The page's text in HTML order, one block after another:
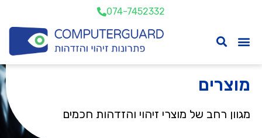
074-7452332
מוצרים
מגוון רחב של מוצרי זיהוי והזדהות חכמים